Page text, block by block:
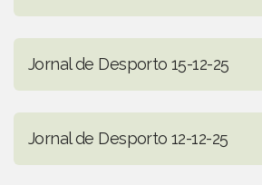
Jornal de Desporto 15-12-25
Jornal de Desporto 12-12-25